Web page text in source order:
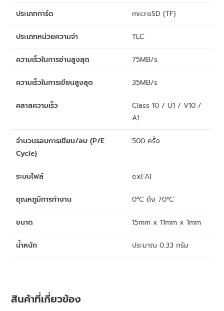
ประเภทการ์ด microSD (TF)
ประเภทหน่วยความจำ TLC
ความเร็วในการอ่านสูงสุด 75MB/s
ความเร็วในการเขียนสูงสุด 35MB/s
คลาสความเร็ว
Class 10 / U1 / V10 /
A1
จำนวนรอบการเขียน/ลบ (P/E
Cycle)
500 ครั้ง
ระบบไฟล์ exFAT
อุณหภูมิการทำงาน 0°C ถึง 70°C
ขนาด 15mm x 11mm x 1mm
น้ำหนัก ประมาณ 0.33 กรัม
สินค้าที่เกี่ยวข้อง